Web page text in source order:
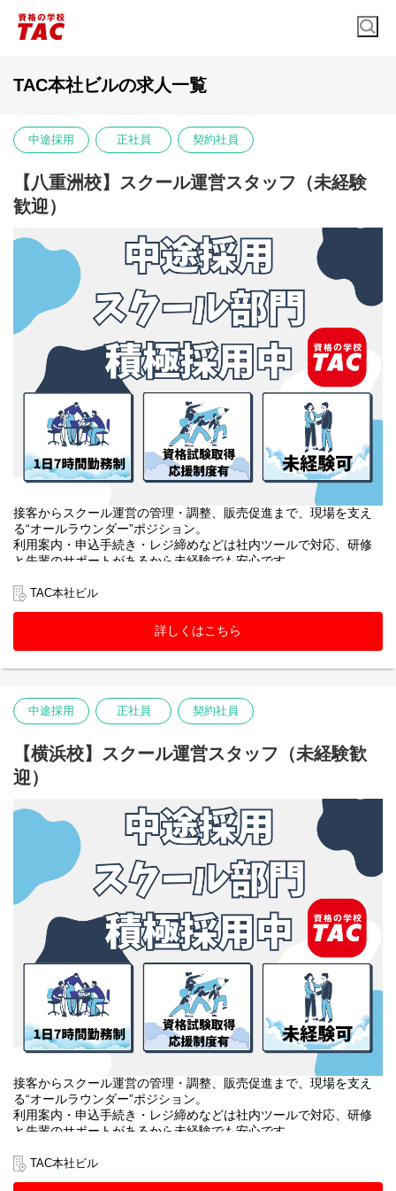
TAC本社ビルの求人一覧
中途採用 正社員 契約社員
【八重洲校】スクール運営スタッフ（未経験
歓迎）
接客からスクール運営の管理・調整、販売促進まで、現場を支え
る“オールラウンダー”ポジション。
利用案内・申込手続き・レジ締めなどは社内ツールで対応、研修
と先輩のサポートがあるから未経験でも安心です。
に加え、SNS運用や大学への提案、受講相談まで幅広く挑戦でき
TAC本社ビル
詳しくはこちら
中途採用 正社員 契約社員
【横浜校】スクール運営スタッフ（未経験歓
迎）
接客からスクール運営の管理・調整、販売促進まで、現場を支え
る“オールラウンダー”ポジション。
利用案内・申込手続き・レジ締めなどは社内ツールで対応、研修
と先輩のサポートがあるから未経験でも安心です。
に加え、SNS運用や大学への提案、受講相談まで幅広く挑戦でき
ます。
TAC本社ビル